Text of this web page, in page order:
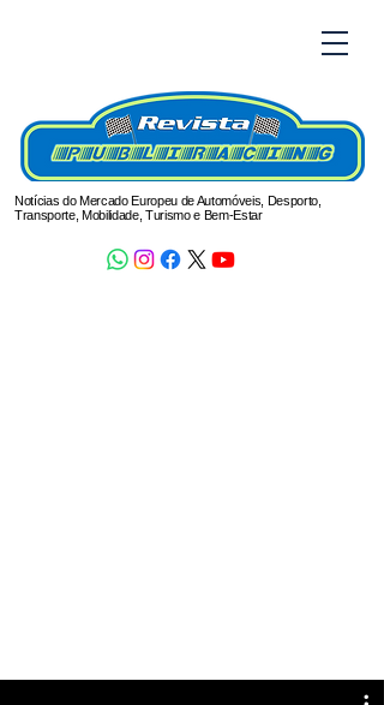
Notícias do Mercado Europeu de Automóveis, Desporto,
Transporte, Mobilidade, Turismo e Bem-Estar